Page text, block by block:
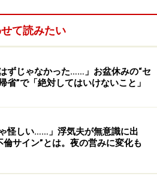
て読みたい
はずじゃなかった……」お盆休みの“セ
省”で「絶対してはいけないこと」
ゃ怪しい……」浮気夫が無意識に出
倫サイン”とは。夜の営みに変化も